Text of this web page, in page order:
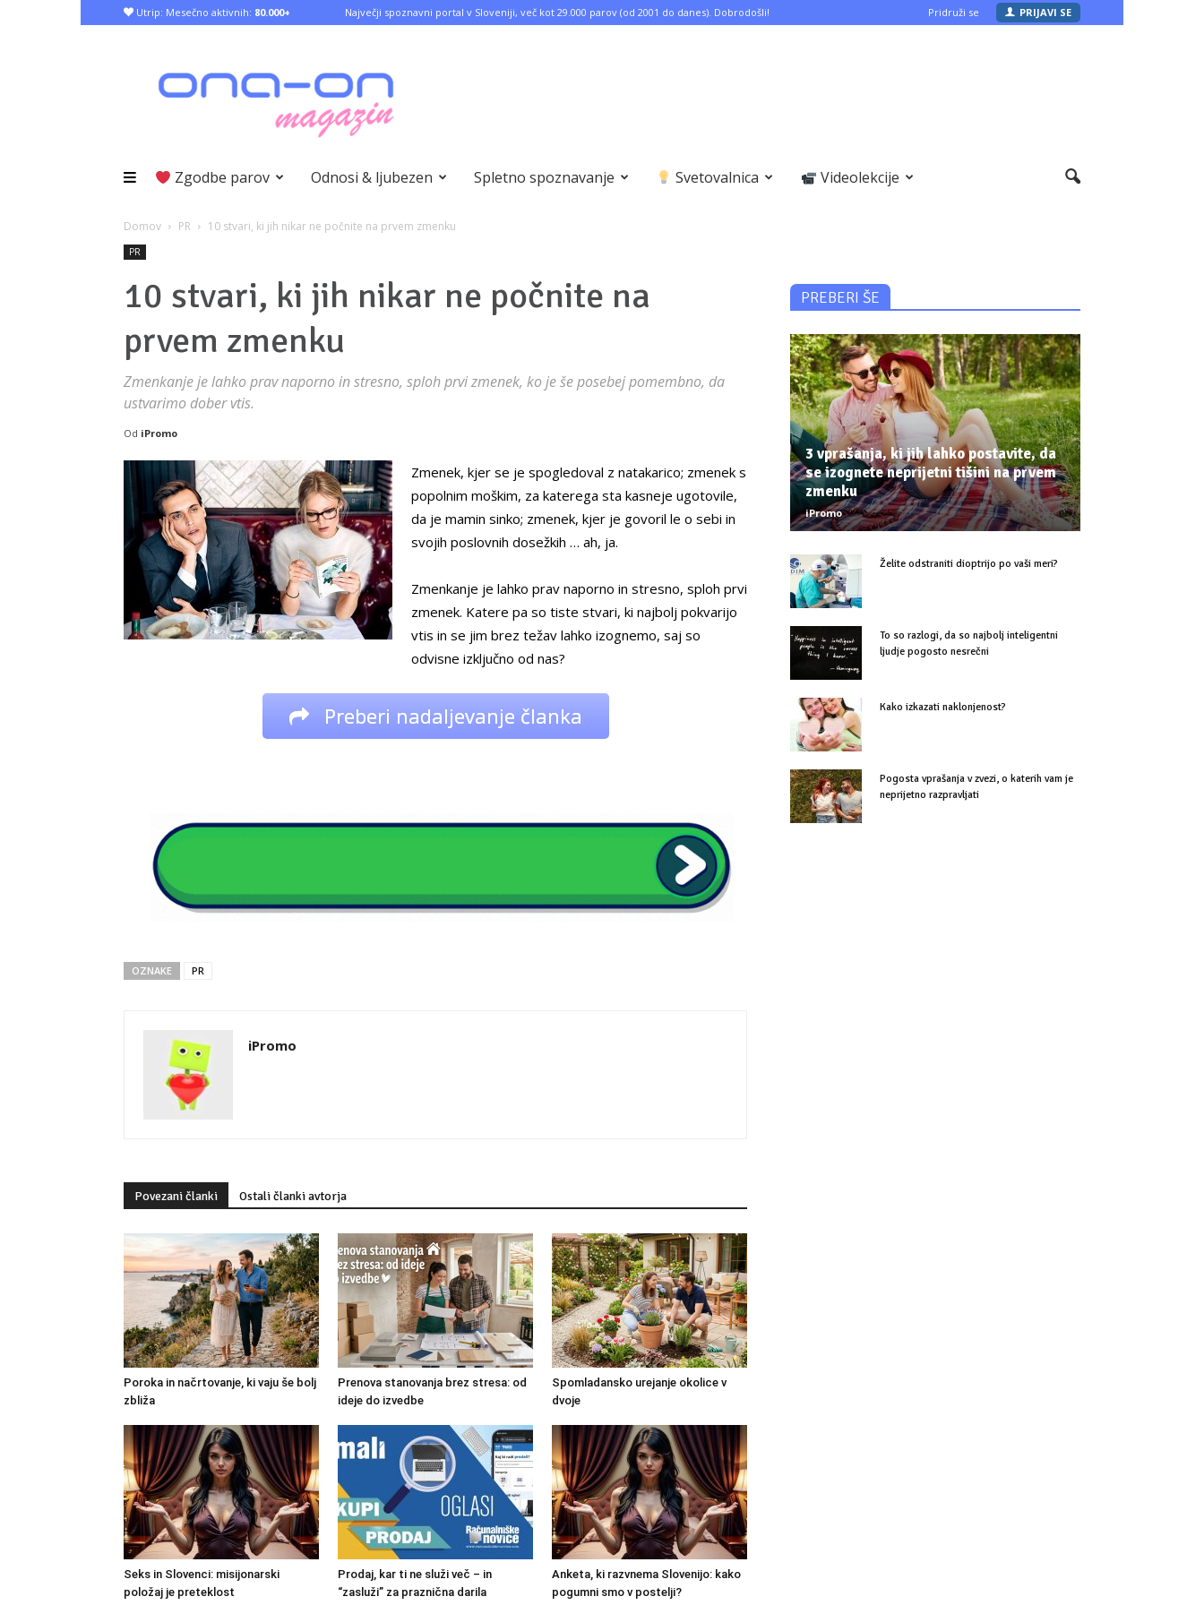
Utrip: Mesečno aktivnih: 80.000+ Največji spoznavni portal v Sloveniji, več kot 29.000 parov (od 2001 do danes). Dobrodošli! Pridruži se PRIJAVI SE
Zgodbe parov Odnosi & ljubezen Spletno spoznavanje Svetovalnica Videolekcije
Domov PR 10 stvari, ki jih nikar ne počnite na prvem zmenku
PR
10 stvari, ki jih nikar ne počnite na
prvem zmenku
Zmenkanje je lahko prav naporno in stresno, sploh prvi zmenek, ko je še posebej pomembno, da
ustvarimo dober vtis.
Od iPromo
Zmenek, kjer se je spogledoval z natakarico; zmenek s
popolnim moškim, za katerega sta kasneje ugotovile,
da je mamin sinko; zmenek, kjer je govoril le o sebi in
svojih poslovnih dosežkih … ah, ja.
Zmenkanje je lahko prav naporno in stresno, sploh prvi
zmenek. Katere pa so tiste stvari, ki najbolj pokvarijo
vtis in se jim brez težav lahko izognemo, saj so
odvisne izključno od nas?
Preberi nadaljevanje članka
OZNAKE PR
iPromo
Povezani članki Ostali članki avtorja
Poroka in načrtovanje, ki vaju še bolj
zbliža
Prenova stanovanja brez stresa: od
ideje do izvedbe
Spomladansko urejanje okolice v
dvoje
Seks in Slovenci: misijonarski
položaj je preteklost
Prodaj, kar ti ne služi več – in
“zasluži” za praznična darila
Anketa, ki razvnema Slovenijo: kako
pogumni smo v postelji?
PREBERI ŠE
3 vprašanja, ki jih lahko postavite, da
se izognete neprijetni tišini na prvem
zmenku
iPromo
Želite odstraniti dioptrijo po vaši meri?
To so razlogi, da so najbolj inteligentni
ljudje pogosto nesrečni
Kako izkazati naklonjenost?
Pogosta vprašanja v zvezi, o katerih vam je
neprijetno razpravljati